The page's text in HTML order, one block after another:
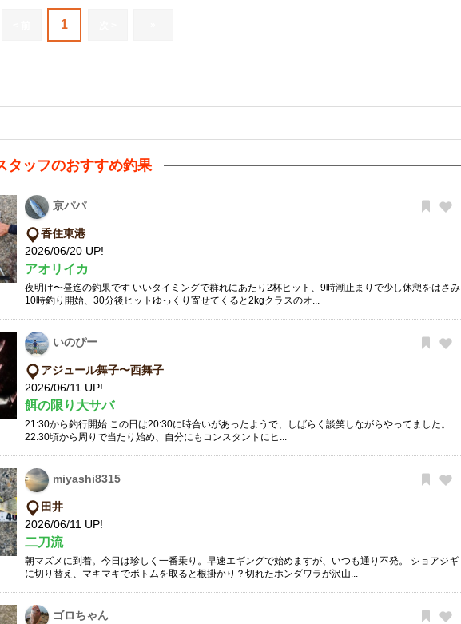
1
タッフのおすすめ釣果
京パパ
香住東港
2026/06/20 UP!
アオリイカ
夜明け〜昼迄の釣果です いいタイミングで群れにあたり2杯ヒット、9時潮止まりで少し休憩をはさみ
10時釣り開始、30分後ヒットゆっくり寄せてくると2kgクラスのオ...
いのぴー
アジュール舞子〜西舞子
2026/06/11 UP!
餌の限り大サバ
21:30から釣行開始 この日は20:30に時合いがあったようで、しばらく談笑しながらやってました。
22:30頃から周りで当たり始め、自分にもコンスタントにヒ...
miyashi8315
田井
2026/06/11 UP!
二刀流
朝マズメに到着。今日は珍しく一番乗り。早速エギングで始めますが、いつも通り不発。 ショアジギ
に切り替え、マキマキでボトムを取ると根掛かり？切れたホンダワラが沢山...
ゴロちゃん